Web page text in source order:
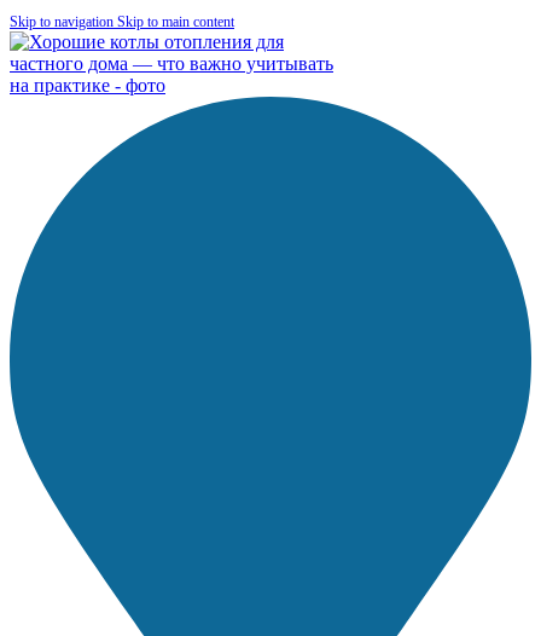
Skip to navigation Skip to main content